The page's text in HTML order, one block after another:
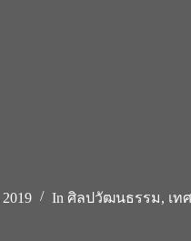
In ศิลปวัฒนธรรม, เท